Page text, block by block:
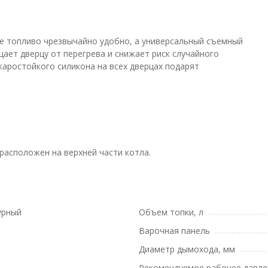
топливо чрезвычайно удобно, а универсальный съемный
дверцу от перегрева и снижает риск случайного
силикона на всех дверцах подарят
на верхней части котла.
Объем топки, л
Варочная панель
Диаметр дымохода, мм